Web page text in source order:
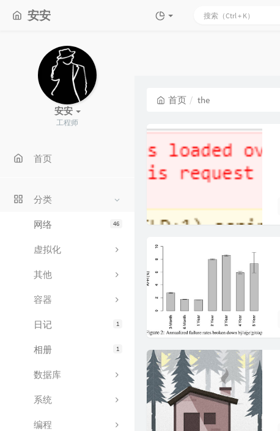
安安
安安
工程师
首页
分类
46
网络
虚拟化
其他
容器
1
日记
1
相册
数据库
系统
编程
首页 the